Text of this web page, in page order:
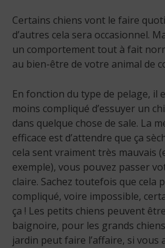
Certains chiens vont le faire
d’autres cela sera occasionnel.
un comportement tout à fait
au bien-être de votre animal de
En fonction du type de pelage, il
moins compliqué d’essuyer un
dans quelque chose de sale. La
efficace est d’attendre que ça
cela sent vraiment très mauvais
exemple), vous pouvez passer
claire. Sachez toutefois que cela
compliqué, voire impossible,
ça ! Les petits chiens peuvent
baignoire, pour les grands
jardin peut faire l’affaire, si vous